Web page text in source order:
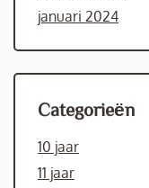
januari 2024
Categorieën
10 jaar
11 jaar